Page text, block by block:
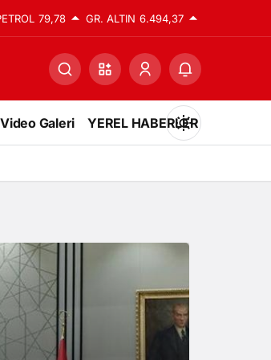
79,78 GR. ALTIN 6.494,37
Video Galeri YEREL HABERLER
Mod
değiştir
Gündüz Modu
Gündüz modunu seçin.
Gece Modu
Gece modunu seçin.